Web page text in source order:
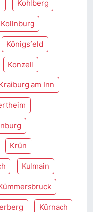
Kohlberg
Kollnburg
Königsfeld
Konzell
Kraiburg am Inn
Krün
Kulmain
Kürnach